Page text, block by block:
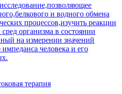
и водного обмена
процессов,изучить реакции
организма в состоянии
на измерении значений
человека и его
терапия